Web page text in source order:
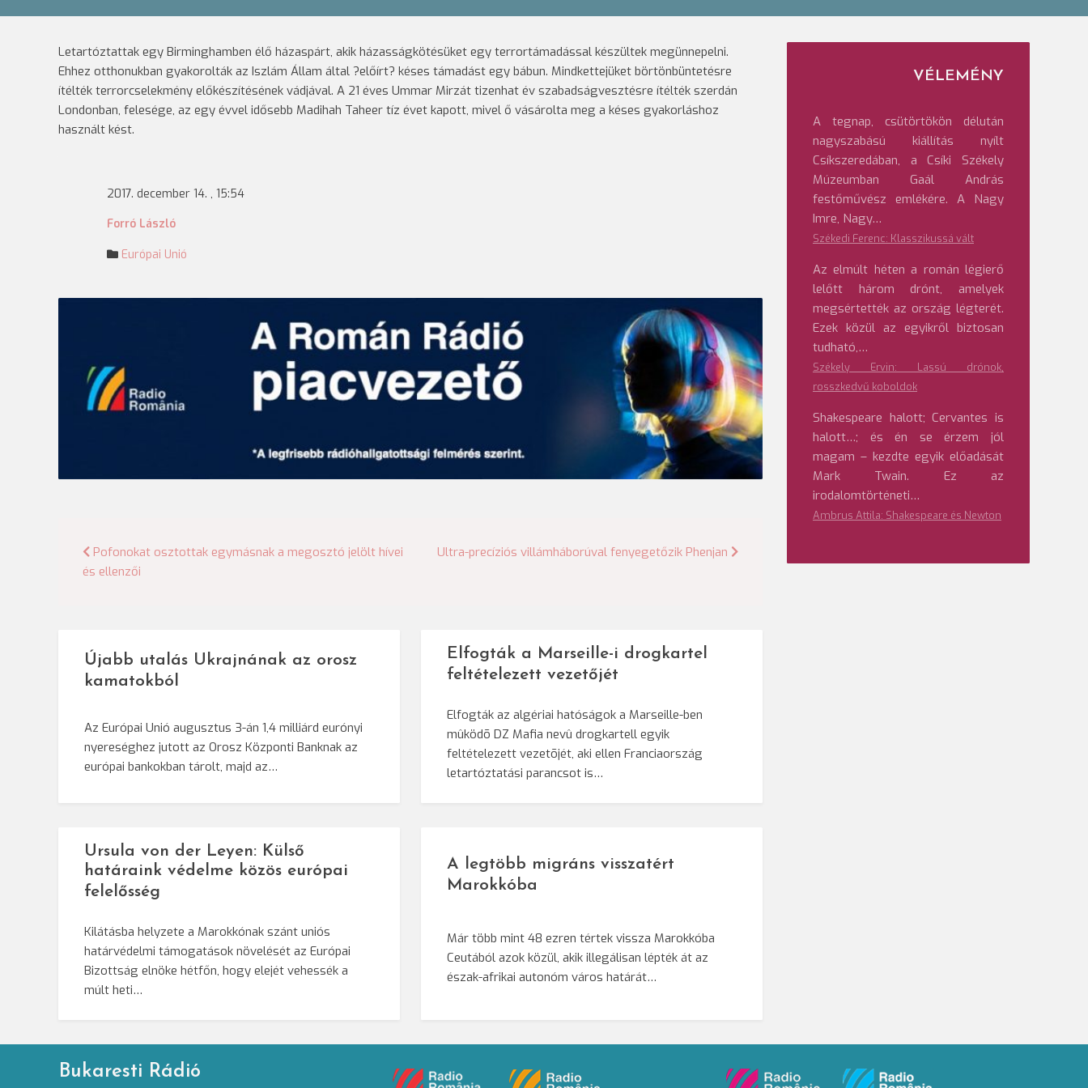
Letartóztattak egy Birminghamben élő házaspárt, akik házasságkötésüket egy terrortámadással készültek megünnepelni.
Ehhez otthonukban gyakorolták az Iszlám Állam által ?előírt? késes támadást egy bábun. Mindkettejüket börtönbüntetésre
ítélték terrorcselekmény előkészítésének vádjával. A 21 éves Ummar Mirzát tizenhat év szabadságvesztésre ítélték szerdán
Londonban, felesége, az egy évvel idősebb Madihah Taheer tíz évet kapott, mivel ő vásárolta meg a késes gyakorláshoz
használt kést.
2017. december 14. , 15:54
Forró László
Európai Unió
Bejegyzés
Pofonokat osztottak egymásnak a megosztó jelölt hívei
és ellenzői
Ultra-precíziós villámháborúval fenyegetőzik Phenjan
Újabb utalás Ukrajnának az orosz
kamatokból
Az Európai Unió augusztus 3-án 1,4 milliárd eurónyi
nyereséghez jutott az Orosz Központi Banknak az
európai bankokban tárolt, majd az…
Elfogták a Marseille-i drogkartel
feltételezett vezetőjét
Elfogták az algériai hatóságok a Marseille-ben
mûködõ DZ Mafia nevû drogkartell egyik
feltételezett vezetõjét, aki ellen Franciaország
letartóztatási parancsot is…
Ursula von der Leyen: Külső
határaink védelme közös európai
felelősség
Kilátásba helyzete a Marokkónak szánt uniós
határvédelmi támogatások növelését az Európai
Bizottság elnöke hétfőn, hogy elejét vehessék a
múlt heti…
A legtöbb migráns visszatért
Marokkóba
Már több mint 48 ezren tértek vissza Marokkóba
Ceutából azok közül, akik illegálisan lépték át az
észak-afrikai autonóm város határát…
VÉLEMÉNY
A tegnap, csütörtökön délután
nagyszabású kiállítás nyílt
Csíkszeredában, a Csíki Székely
Múzeumban Gaál András
festőművész emlékére. A Nagy
Imre, Nagy…
Székedi Ferenc: Klasszikussá vált
Az elmúlt héten a román légierő
lelőtt három drónt, amelyek
megsértették az ország légterét.
Ezek közül az egyikről biztosan
tudható,…
Székely Ervin: Lassú drónok,
rosszkedvű koboldok
Shakespeare halott; Cervantes is
halott…; és én se érzem jól
magam – kezdte egyik előadását
Mark Twain. Ez az
irodalomtörténeti…
Ambrus Attila: Shakespeare és Newton
Bukaresti Rádió